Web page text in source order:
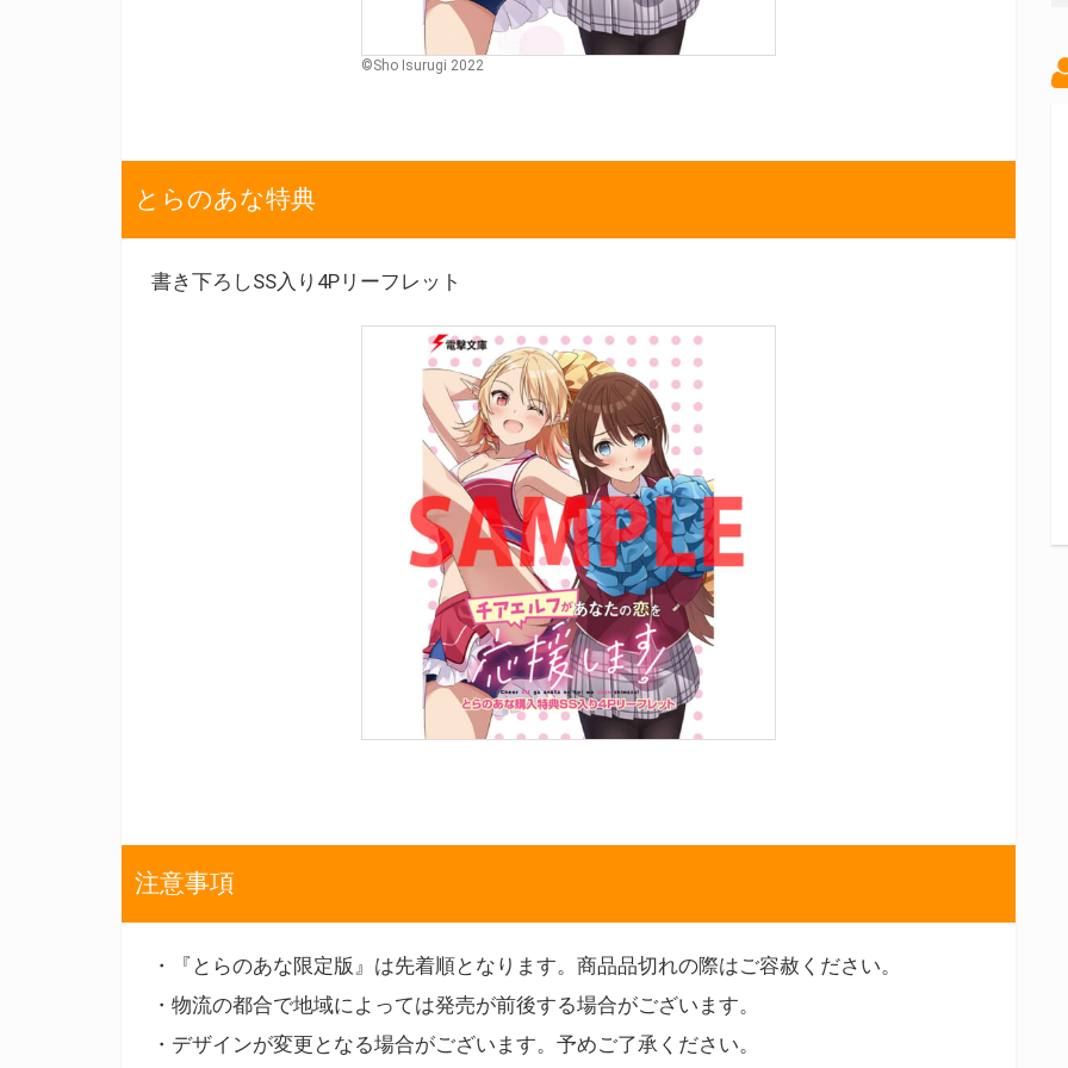
©Sho Isurugi 2022
とらのあな特典
書き下ろしSS入り4Pリーフレット
注意事項
・『とらのあな限定版』は先着順となります。商品品切れの際はご容赦ください。
・物流の都合で地域によっては発売が前後する場合がございます。
・デザインが変更となる場合がございます。予めご了承ください。